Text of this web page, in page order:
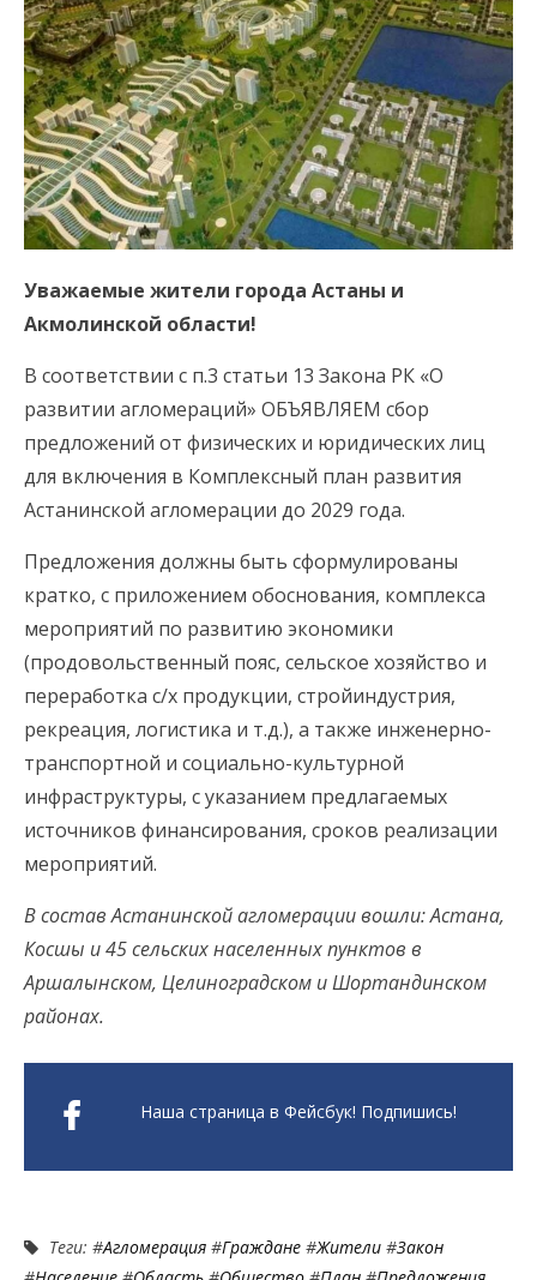
Уважаемые жители города Астаны и
Акмолинской области!
В соответствии с п.3 статьи 13 Закона РК «О
развитии агломераций» ОБЪЯВЛЯЕМ сбор
предложений от физических и юридических лиц
для включения в Комплексный план развития
Астанинской агломерации до 2029 года.
Предложения должны быть сформулированы
кратко, с приложением обоснования, комплекса
мероприятий по развитию экономики
(продовольственный пояс, сельское хозяйство и
переработка с/х продукции, стройиндустрия,
рекреация, логистика и т.д.), а также инженерно-
транспортной и социально-культурной
инфраструктуры, с указанием предлагаемых
источников финансирования, сроков реализации
мероприятий.
В состав Астанинской агломерации вошли: Астана,
Косшы и 45 сельских населенных пунктов в
Аршалынском, Целиноградском и Шортандинском
районах.
Наша страница в Фейсбук! Подпишись!
Теги: #Агломерация #Граждане #Жители #Закон